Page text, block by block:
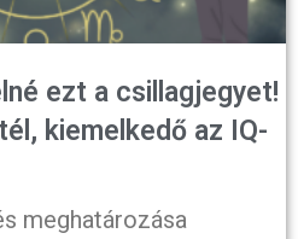
ezt a csillagjegyet!
kiemelkedő az IQ-
meghatározása